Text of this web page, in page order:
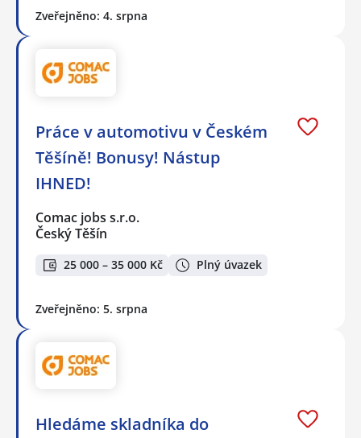
Zveřejněno: 4. srpna
Práce v automotivu v Českém
Těšíně! Bonusy! Nástup
IHNED!
Comac jobs s.r.o.
Český Těšín
25 000 – 35 000 Kč Plný úvazek
Zveřejněno: 5. srpna
Hledáme skladníka do